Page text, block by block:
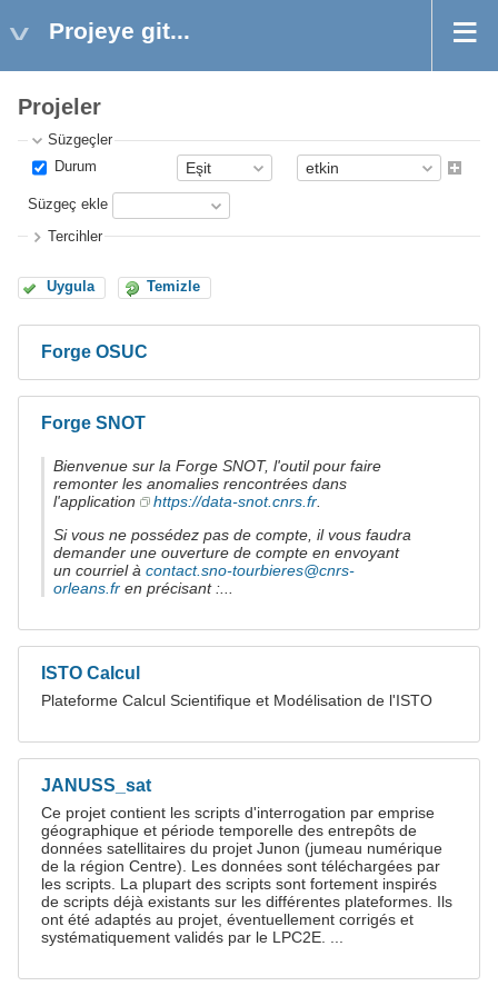
Projeye git...
Projeler
Süzgeçler
Durum
Süzgeç ekle
Tercihler
Uygula Temizle
Forge OSUC
Forge SNOT
Bienvenue sur la Forge SNOT, l'outil pour faire
remonter les anomalies rencontrées dans
l'application
https://data-snot.cnrs.fr
Si vous ne possédez pas de compte, il vous faudra
demander une ouverture de compte en envoyant
un courriel àcontact.sno-tourbieres@cnrs-
orleans.fr en précisant :...
ISTO Calcul
Plateforme Calcul Scientifique et Modélisation de l'ISTO
JANUSS_sat
Ce projet contient les scripts d'interrogation par emprise
géographique et période temporelle des entrepôts de
données satellitaires du projet Junon (jumeau numérique
de la région Centre). Les données sont téléchargées par
les scripts. La plupart des scripts sont fortement inspirés
de scripts déjà existants sur les différentes plateformes. Ils
ont été adaptés au projet, éventuellement corrigés et
systématiquement validés par le LPC2E. ...